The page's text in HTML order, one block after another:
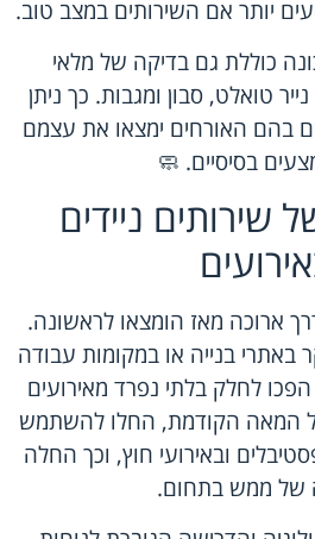
יותר אם השירותים במצב טוב.
כוללת גם בדיקה של מלאי
טואלט, סבון ומגבות. כך ניתן
בהם האורחים ימצאו את עצמם
בסיסיים. 🧼
שירותים ניידים
ארוכה מאז הומצאו לראשונה.
בנייה או במקומות עבודה
לחלק בלתי נפרד מאירועים
בשנות ה-60 של המאה הקודמת, החלו להשתמש
ובאירועי חוץ, וכך החלה
של ממש בתחום.